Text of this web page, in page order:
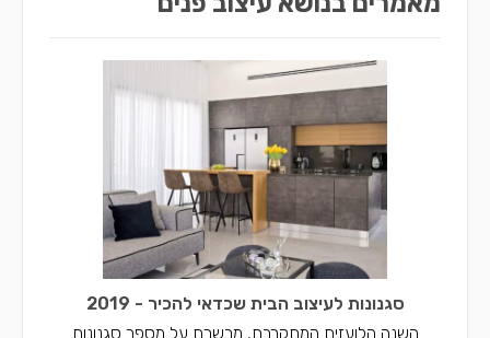
סגנונות לעיצוב הבית שכדאי להכיר - 2019
השנה הלועזית המתקרבת, מבשרת על מספר סגנונות